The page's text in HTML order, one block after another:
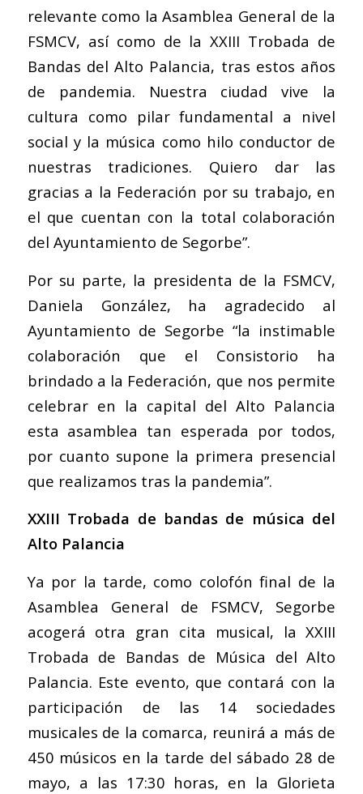
relevante como la Asamblea General de la
FSMCV, así como de la XXIII Trobada de
Bandas del Alto Palancia, tras estos años
de pandemia. Nuestra ciudad vive la
cultura como pilar fundamental a nivel
social y la música como hilo conductor de
nuestras tradiciones. Quiero dar las
gracias a la Federación por su trabajo, en
el que cuentan con la total colaboración
del Ayuntamiento de Segorbe”.
Por su parte, la presidenta de la FSMCV,
Daniela González, ha agradecido al
Ayuntamiento de Segorbe “la instimable
colaboración que el Consistorio ha
brindado a la Federación, que nos permite
celebrar en la capital del Alto Palancia
esta asamblea tan esperada por todos,
por cuanto supone la primera presencial
que realizamos tras la pandemia”.
XXIII Trobada de bandas de música del
Alto Palancia
Ya por la tarde, como colofón final de la
Asamblea General de FSMCV, Segorbe
acogerá otra gran cita musical, la XXIII
Trobada de Bandas de Música del Alto
Palancia. Este evento, que contará con la
participación de las 14 sociedades
musicales de la comarca, reunirá a más de
450 músicos en la tarde del sábado 28 de
mayo, a las 17:30 horas, en la Glorieta